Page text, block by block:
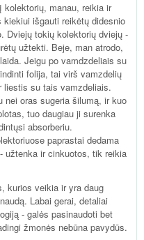
manau, reikia ir
išgauti reikėtų didesnio
Dviejų tokių kolektorių dviejų -
užtekti. Beje, man atrodo,
Jeigu po vamdzdeliais su
folija, tai virš vamzdelių
liestis su tais vamzdeliais.
nei oras sugeria šilumą, ir kuo
tuo daugiau ji surenka
absorberiu.
paprastai dedama
užtenka ir cinkuotos, tik reikia
kurios veikia ir yra daug
Labai gerai, detaliai
- galės pasinaudoti bet
žmonės nebūna pavydūs.